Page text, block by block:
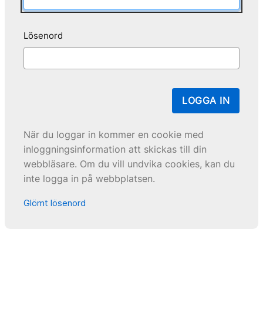
Lösenord
LOGGA IN
När du loggar in kommer en cookie med
inloggningsinformation att skickas till din
webbläsare. Om du vill undvika cookies, kan du
inte logga in på webbplatsen.
Glömt lösenord